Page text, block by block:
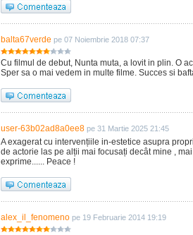
balta67verde pe 07 Noiembrie 2018 07:37
Cu filmul de debut, Nunta muta, a lovit in plin. O
Sper sa o mai vedem in multe filme. Succes si
user-63b02ad8a0ee8 pe 31 Martie 2025 21:45
A exagerat cu intervențiile in-estetice asupra
de actorie las pe alții mai focusați decât mine ,
exprime...... Peace !
alex_il_fenomeno pe 19 Februarie 2014 19:19